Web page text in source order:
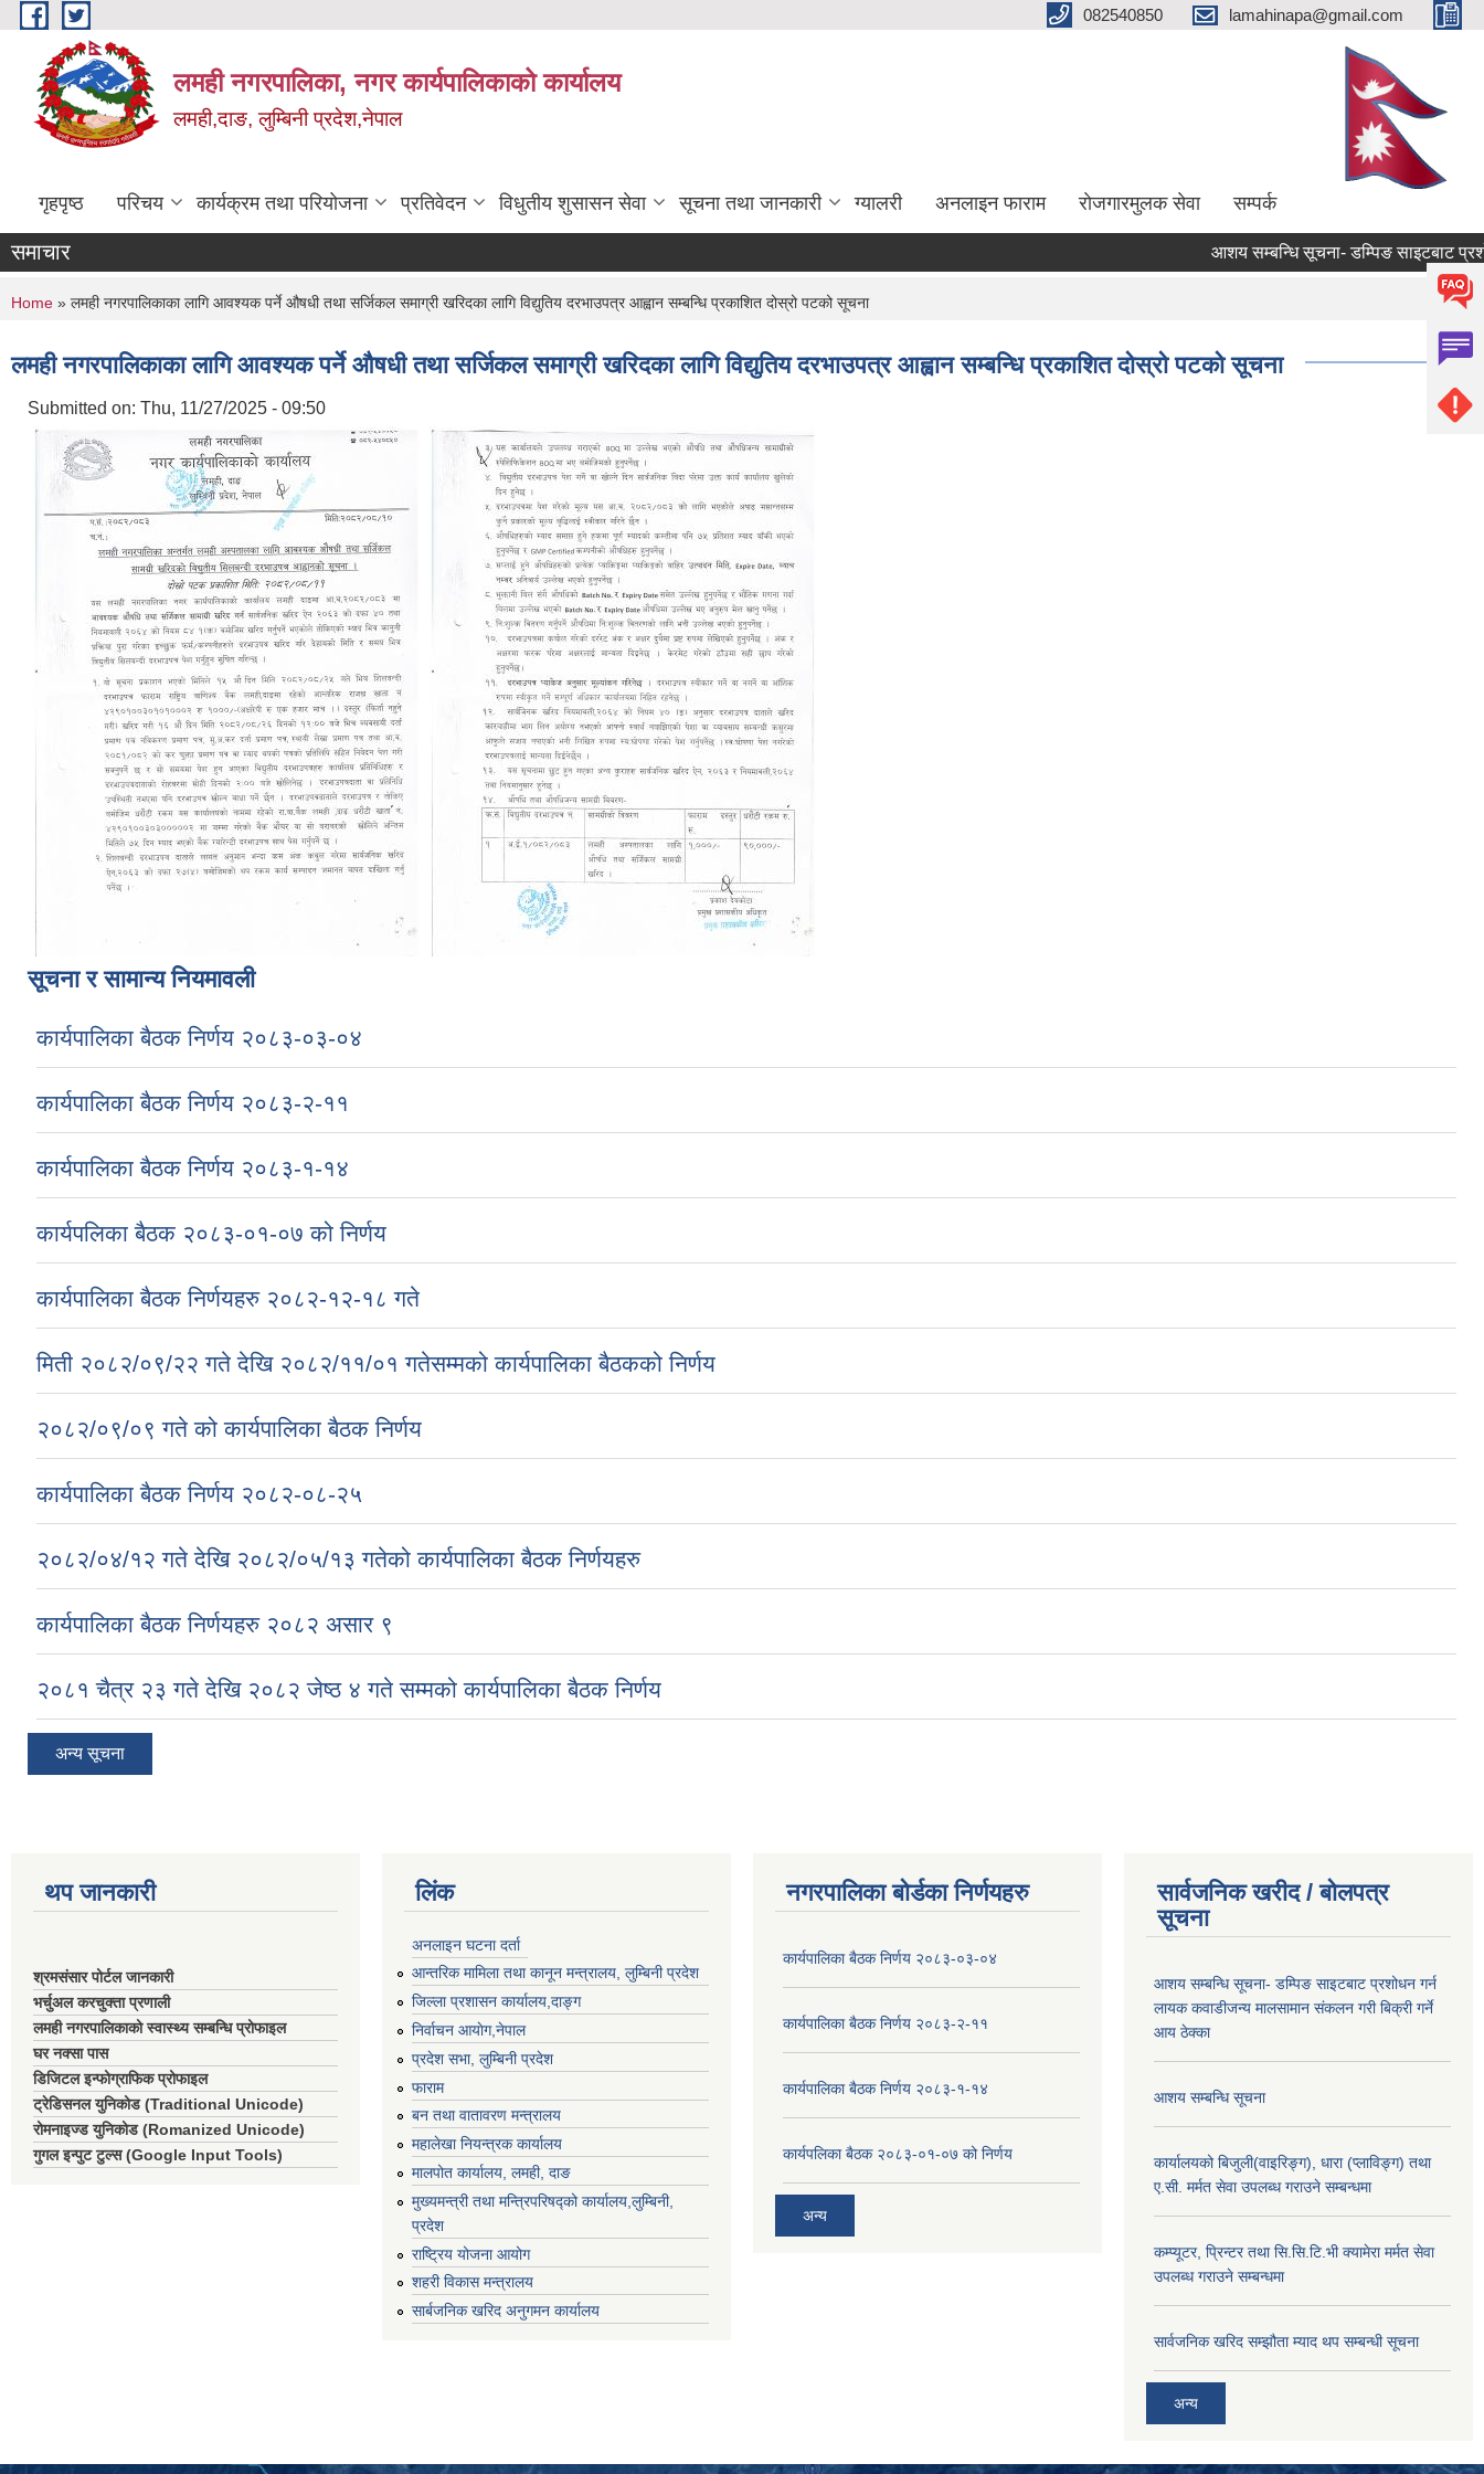
Skip to main content 082540850 lamahinapa@gmail.com
लमही नगरपालिका, नगर कार्यपालिकाको कार्यालय
लमही,दाङ, लुम्बिनी प्रदेश,नेपाल
गृहपृष्ठ परिचय कार्यक्रम तथा परियोजना प्रतिवेदन विधुतीय शुसासन सेवा सूचना तथा जानकारी ग्यालरी अनलाइन फाराम राेजगारमुलक सेवा सम्पर्क
समाचार आशय सम्बन्धि सूचना- डम्पिङ साइटबाट
You are here
Home » लमही नगरपालिकाका लागि आवश्यक पर्ने औषधी तथा सर्जिकल समाग्री खरिदका लागि विद्युतिय दरभाउपत्र आह्वान सम्बन्धि प्रकाशित दोस्रो पटको सूचना
लमही नगरपालिकाका लागि आवश्यक पर्ने औषधी तथा सर्जिकल समाग्री खरिदका लागि विद्युतिय दरभाउपत्र आह्वान सम्बन्धि प्रकाशित दोस्रो पटको सूचना
Submitted on: Thu, 11/27/2025 - 09:50
सूचना र सामान्य नियमावली
कार्यपालिका बैठक निर्णय २०८३-०३-०४
कार्यपालिका बैठक निर्णय २०८३-२-११
कार्यपालिका बैठक निर्णय २०८३-१-१४
कार्यपलिका बैठक २०८३-०१-०७ को निर्णय
कार्यपालिका बैठक निर्णयहरु २०८२-१२-१८ गते
मिती २०८२/०९/२२ गते देखि २०८२/११/०१ गतेसम्मको कार्यपालिका बैठकको निर्णय
२०८२/०९/०९ गते को कार्यपालिका बैठक निर्णय
कार्यपालिका बैठक निर्णय २०८२-०८-२५
२०८२/०४/१२ गते देखि २०८२/०५/१३ गतेको कार्यपालिका बैठक निर्णयहरु
कार्यपालिका बैठक निर्णयहरु २०८२ असार ९
२०८१ चैत्र २३ गते देखि २०८२ जेष्ठ ४ गते सम्मको कार्यपालिका बैठक निर्णय
अन्य सूचना
थप जानकारी
श्रमसंसार पोर्टल जानकारी
भर्चुअल करचुक्ता प्रणाली
लमही नगरपालिकाको स्वास्थ्य सम्बन्धि प्रोफाइल
घर नक्सा पास
डिजिटल इन्फोग्राफिक प्रोफाइल
ट्रेडिसनल युनिकोड (Traditional Unicode)
रोमनाइज्ड युनिकोड (Romanized Unicode)
गुगल इन्पुट टुल्स (Google Input Tools)
लिंक
अनलाइन घटना दर्ता
आन्तरिक मामिला तथा कानून मन्त्रालय, लुम्बिनी प्रदेश
जिल्ला प्रशासन कार्यालय,दाङ्ग
निर्वाचन आयाेग,नेपाल
प्रदेश सभा, लुम्बिनी प्रदेश
फाराम
बन तथा वातावरण मन्त्रालय
महालेखा नियन्त्रक कार्यालय
मालपोत कार्यालय, लमही, दाङ
मुख्यमन्त्री तथा मन्त्रिपरिषद्को कार्यालय,लुम्बिनी,
प्रदेश
राष्ट्रिय योजना आयोग
शहरी विकास मन्त्रालय
सार्बजनिक खरिद अनुगमन कार्यालय
नगरपालिका बोर्डका निर्णयहरु
कार्यपालिका बैठक निर्णय २०८३-०३-०४
कार्यपालिका बैठक निर्णय २०८३-२-११
कार्यपालिका बैठक निर्णय २०८३-१-१४
कार्यपलिका बैठक २०८३-०१-०७ को निर्णय
अन्य
सार्वजनिक खरीद / बोलपत्र
सूचना
आशय सम्बन्धि सूचना- डम्पिङ साइटबाट प्रशोधन गर्न
लायक कवाडीजन्य मालसामान संकलन गरी बिक्री गर्ने
आय ठेक्का
आशय सम्बन्धि सूचना
कार्यालयको बिजुली(वाइरिङ्ग), धारा (प्लाविङ्ग) तथा
ए.सी. मर्मत सेवा उपलब्ध गराउने सम्बन्धमा
कम्प्यूटर, प्रिन्टर तथा सि.सि.टि.भी क्यामेरा मर्मत सेवा
उपलब्ध गराउने सम्बन्धमा
सार्वजनिक खरिद सम्झौता म्याद थप सम्बन्धी सूचना
अन्य